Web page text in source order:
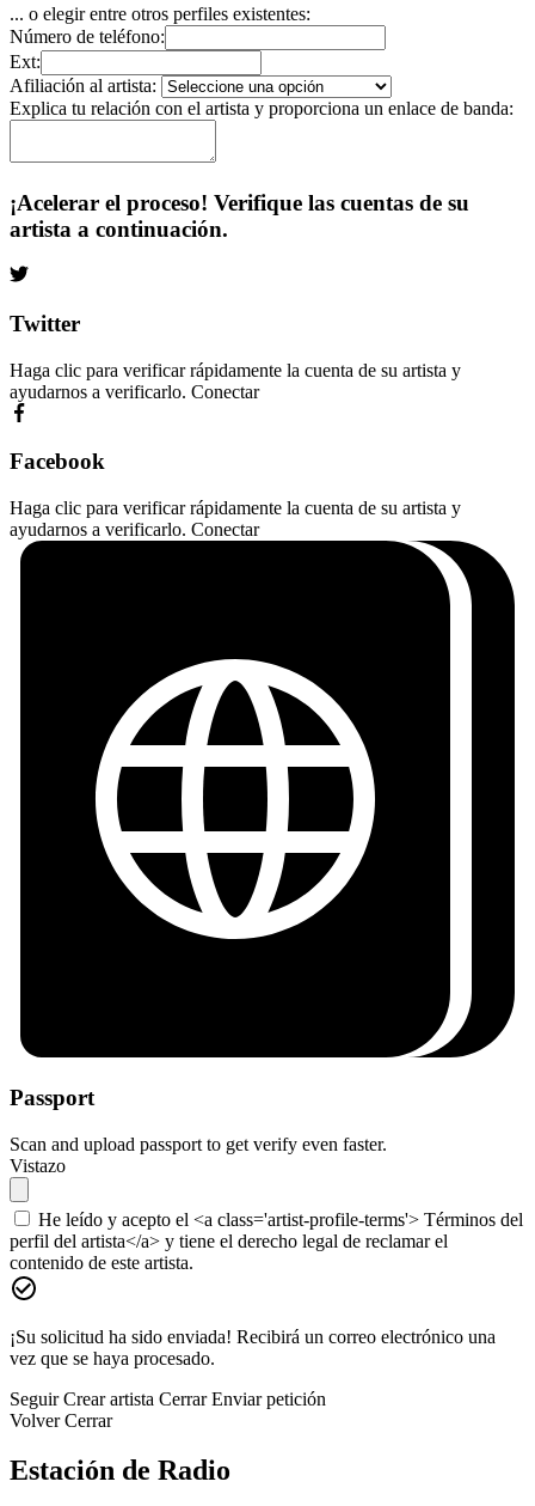
... o elegir entre otros perfiles existentes:
Número de teléfono:
Ext:
Afiliación al artista:
Explica tu relación con el artista y proporciona un enlace de banda:
¡Acelerar el proceso! Verifique las cuentas de su
artista a continuación.
Twitter
Haga clic para verificar rápidamente la cuenta de su artista y
ayudarnos a verificarlo. Conectar
Facebook
Haga clic para verificar rápidamente la cuenta de su artista y
ayudarnos a verificarlo. Conectar
Passport
Scan and upload passport to get verify even faster.
Vistazo
He leído y acepto el <a class='artist-profile-terms'> Términos del
perfil del artista</a> y tiene el derecho legal de reclamar el
contenido de este artista.
¡Su solicitud ha sido enviada! Recibirá un correo electrónico una
vez que se haya procesado.
Seguir Crear artista Cerrar Enviar petición
Volver Cerrar
Estación de Radio